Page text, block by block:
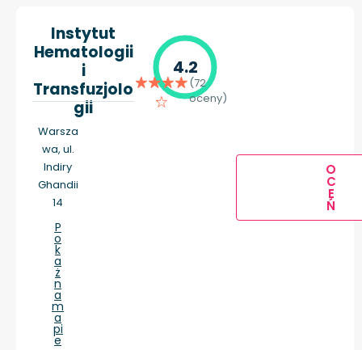
Instytut
Hematologii
i
Transfuzjolo
gii
Warsza
wa, ul.
Indiry
Ghandii
14
P
o
k
a
ż
n
a
m
a
pi
e
4.2
(72
oceny)
O
C
E
Ń